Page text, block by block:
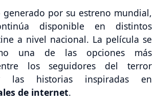
generado por su estreno mundial,
disponible en distintos
a nivel nacional. La película se
una de las opciones más
los seguidores del terror
las historias inspiradas en
de internet.